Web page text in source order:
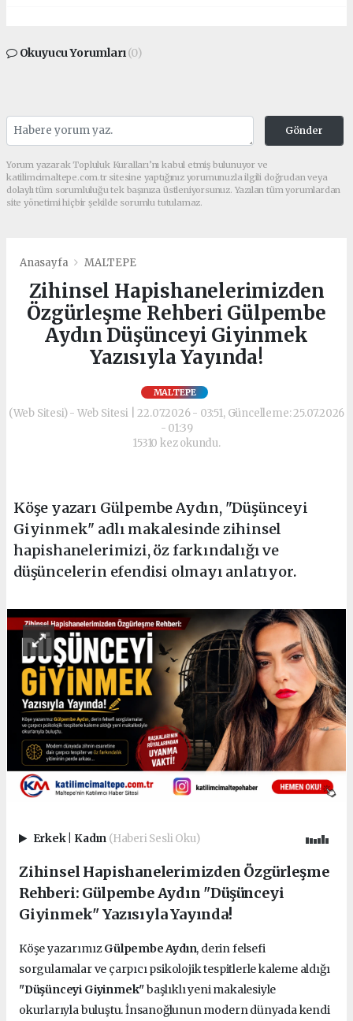
Okuyucu Yorumları(0)
Gönder
Yorum yazarak Topluluk Kuralları’nı kabul etmiş bulunuyor ve
katilimcimaltepe.com.tr sitesine yaptığınız yorumunuzla ilgili doğrudan veya
dolaylı tüm sorumluluğu tek başınıza üstleniyorsunuz. Yazılan tüm yorumlardan
site yönetimi hiçbir şekilde sorumlu tutulamaz.
Anasayfa MALTEPE
Zihinsel Hapishanelerimizden
Özgürleşme Rehberi Gülpembe
Aydın Düşünceyi Giyinmek
Yazısıyla Yayında!
MALTEPE
(Web Sitesi) - Web Sitesi | 22.07.2026 - 03:51, Güncelleme: 25.07.2026
- 01:39
15310 kez okundu.
Köşe yazarı Gülpembe Aydın, "Düşünceyi
Giyinmek" adlı makalesinde zihinsel
hapishanelerimizi, öz farkındalığı ve
düşüncelerin efendisi olmayı anlatıyor.
Erkek Kadın (Haberi Sesli Oku)
Zihinsel Hapishanelerimizden Özgürleşme
Rehberi: Gülpembe Aydın "Düşünceyi
Giyinmek" Yazısıyla Yayında!
Köşe yazarımızGülpembe Aydın, derin felsefi
sorgulamalar ve çarpıcı psikolojik tespitlerle kaleme aldığı
"Düşünceyi Giyinmek"başlıklı yeni makalesiyle
okurlarıyla buluştu. İnsanoğlunun modern dünyada kendi